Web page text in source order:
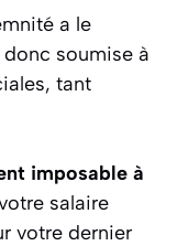
a le
donc soumise à
tant
imposable à
salaire
votre dernier